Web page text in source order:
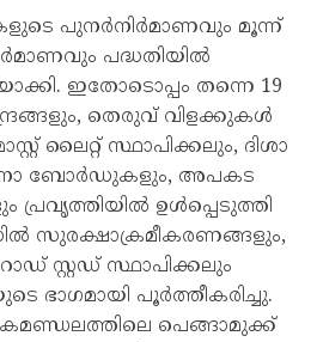
പുനർനിർമാണവും മൂന്ന്
പദ്ധതിയിൽ
ഇതോടൊപ്പം തന്നെ 19
തെരുവ് വിളക്കുകൾ
ലൈറ്റ് സ്ഥാപിക്കലും, ദിശാ
ബോർഡുകളും, അപകട
ഉൾപ്പെടുത്തി
സുരക്ഷാക്രമീകരണങ്ങളും,
സ്റ്റഡ് സ്ഥാപിക്കലും
ഭാഗമായി പൂർത്തീകരിച്ചു.
പെങ്ങാമുക്ക്